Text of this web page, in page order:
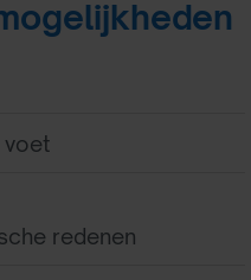
voet
redenen